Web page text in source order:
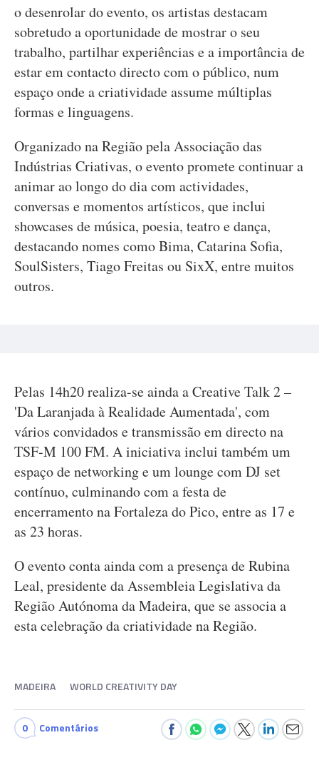
o desenrolar do evento, os artistas destacam
sobretudo a oportunidade de mostrar o seu
trabalho, partilhar experiências e a importância de
estar em contacto directo com o público, num
espaço onde a criatividade assume múltiplas
formas e linguagens.
Organizado na Região pela Associação das
Indústrias Criativas, o evento promete continuar a
animar ao longo do dia com actividades,
conversas e momentos artísticos, que inclui
showcases de música, poesia, teatro e dança,
destacando nomes como Bima, Catarina Sofia,
SoulSisters, Tiago Freitas ou SixX, entre muitos
outros.
Pelas 14h20 realiza-se ainda a Creative Talk 2 –
'Da Laranjada à Realidade Aumentada', com
vários convidados e transmissão em directo na
TSF-M 100 FM. A iniciativa inclui também um
espaço de networking e um lounge com DJ set
contínuo, culminando com a festa de
encerramento na Fortaleza do Pico, entre as 17 e
as 23 horas.
O evento conta ainda com a presença de Rubina
Leal, presidente da Assembleia Legislativa da
Região Autónoma da Madeira, que se associa a
esta celebração da criatividade na Região.
MADEIRA WORLD CREATIVITY DAY
0 Comentários